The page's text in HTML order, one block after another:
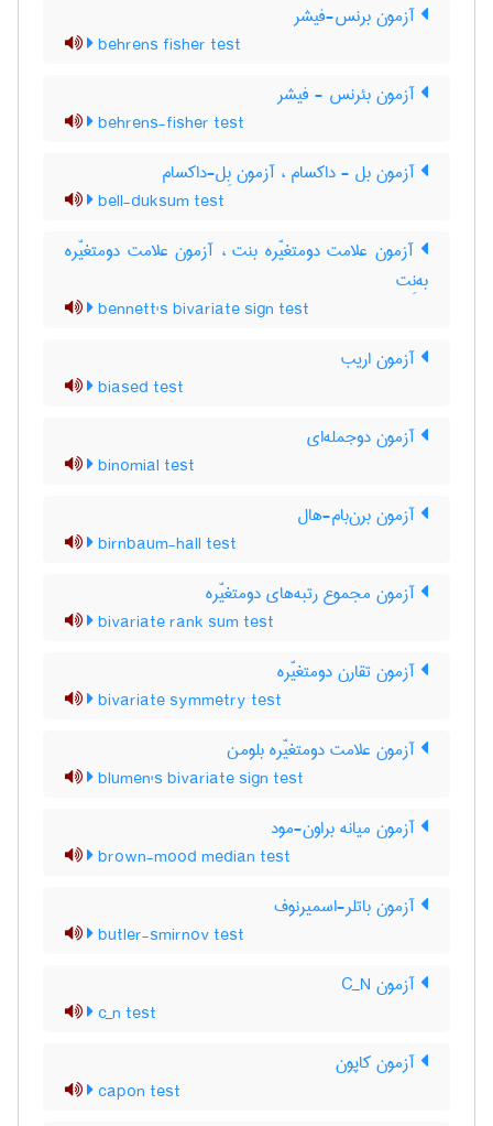
آزمون برنس-فیشر
behrens fisher test
آزمون بئرنس - فیشر
behrens-fisher test
آزمون بل - داکسام ، آزمون بِل-داکسام
bell-duksum test
آزمون علامت دومتغیّره بنت ، آزمون علامت دومتغیّره
به‌نِت
bennett's bivariate sign test
آزمون اریب
biased test
آزمون دوجمله‌ای
binomial test
آزمون برن‌بام-هال
birnbaum-hall test
آزمون مجموع رتبه‌های دومتغیّره
bivariate rank sum test
آزمون تقارن دومتغیّره
bivariate symmetry test
آزمون علامت دومتغیّره بلومن
blumen's bivariate sign test
آزمون میانه براون-مود
brown-mood median test
آزمون باتلر-اسمیرنوف
butler-smirnov test
آزمون C‌_‌N
c_n test
آزمون کاپون
capon test